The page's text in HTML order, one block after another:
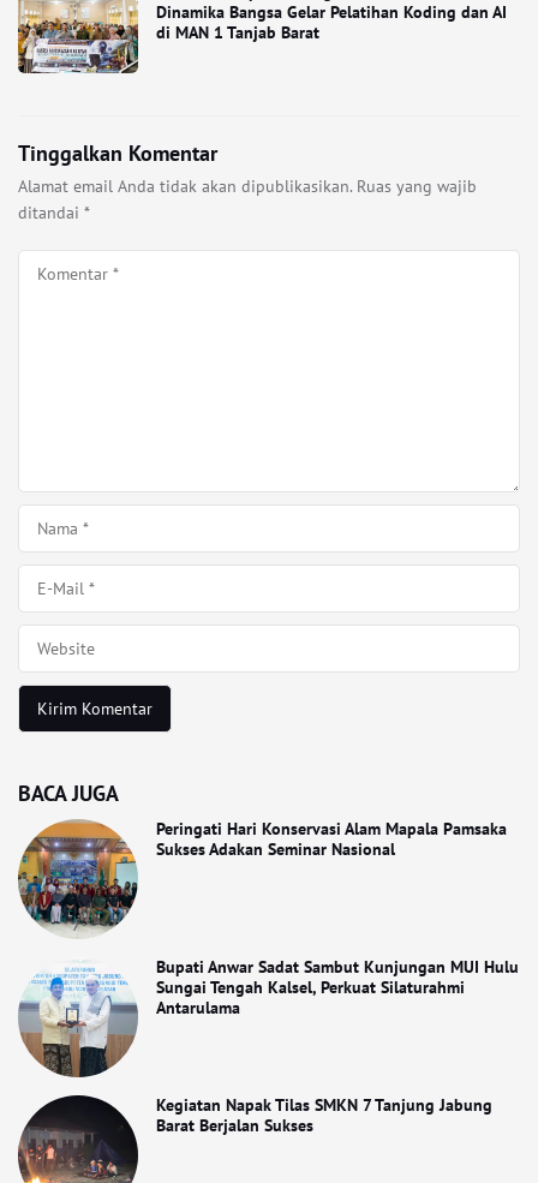
Dinamika Bangsa Gelar Pelatihan Koding dan AI
di MAN 1 Tanjab Barat
Tinggalkan Komentar
Alamat email Anda tidak akan dipublikasikan. Ruas yang wajib
ditandai *
BACA JUGA
Peringati Hari Konservasi Alam Mapala Pamsaka
Sukses Adakan Seminar Nasional
Bupati Anwar Sadat Sambut Kunjungan MUI Hulu
Sungai Tengah Kalsel, Perkuat Silaturahmi
Antarulama
Kegiatan Napak Tilas SMKN 7 Tanjung Jabung
Barat Berjalan Sukses